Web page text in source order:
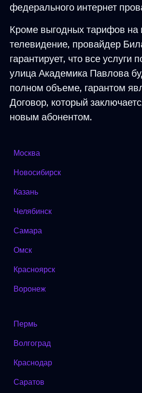
федерального интернет
Кроме выгодных тарифов на
телевидение, провайдер
гарантирует, что все услуги
улица Академика Павлова
полном объеме, гарантом
Договор, который
новым абонентом.
Москва
Новосибирск
Казань
Челябинск
Самара
Омск
Красноярск
Воронеж
Пермь
Волгоград
Краснодар
Саратов